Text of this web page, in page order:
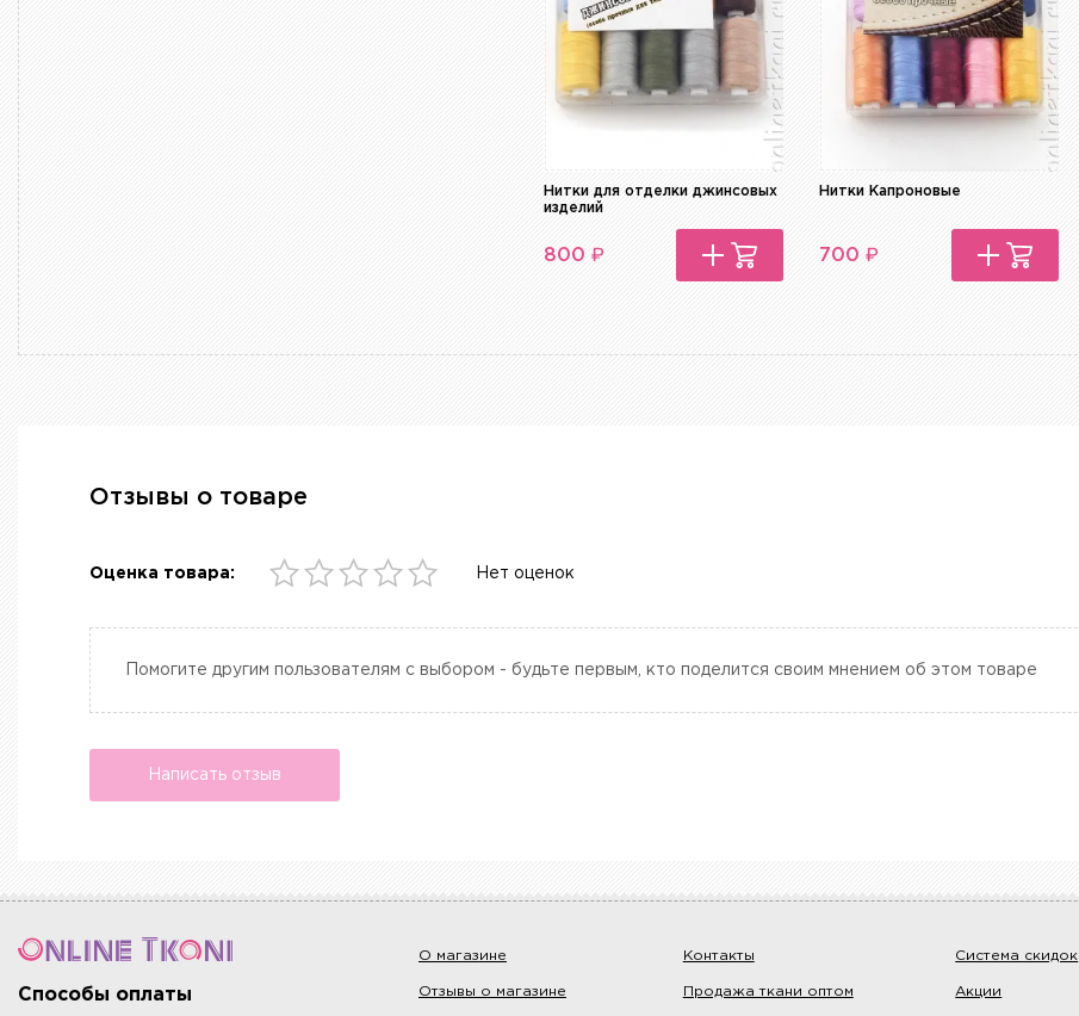
Нитки для отделки джинсовых
изделий
800 ₽
Нитки Капроновые
700 ₽
Отзывы о товаре
Оценка товара: Нет оценок
Помогите другим пользователям с выбором - будьте первым, кто поделится своим мнением об этом товаре
Написать отзыв
Способы оплаты
О магазине
Отзывы о магазине
Контакты
Продажа ткани оптом
Система скидок
Акции